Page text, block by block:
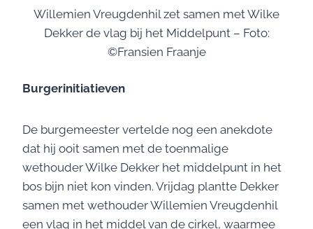
Willemien Vreugdenhil zet samen met Wilke
Dekker de vlag bij het Middelpunt – Foto:
©Fransien Fraanje
Burgerinitiatieven
De burgemeester vertelde nog een anekdote
dat hij ooit samen met de toenmalige
wethouder Wilke Dekker het middelpunt in het
bos bijn niet kon vinden. Vrijdag plantte Dekker
samen met wethouder Willemien Vreugdenhil
een vlag in het middel van de cirkel, waarmee